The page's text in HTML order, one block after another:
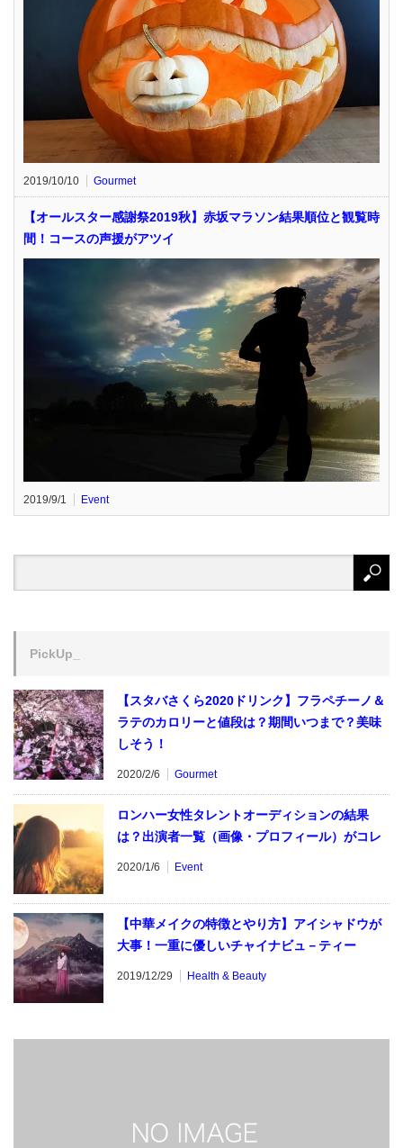
2019/10/10 Gourmet
【オールスター感謝祭2019秋】赤坂マラソン結果順位と観覧時
間！コースの声援がアツイ
2019/9/1 Event
PickUp_
【スタバさくら2020ドリンク】フラペチーノ＆
ラテのカロリーと値段は？期間いつまで？美味
しそう！
2020/2/6 Gourmet
ロンハー女性タレントオーディションの結果
は？出演者一覧（画像・プロフィール）がコレ
2020/1/6 Event
【中華メイクの特徴とやり方】アイシャドウが
大事！一重に優しいチャイナビュ－ティー
2019/12/29 Health & Beauty